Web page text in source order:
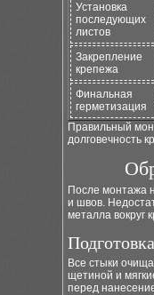
Установка
последующих
листов
Закрепление
крепежа
Финальная
герметизация
Правильный
долговечность
После монтажа
и швов.
металла вокруг
Все стыки
щетиной и
перед